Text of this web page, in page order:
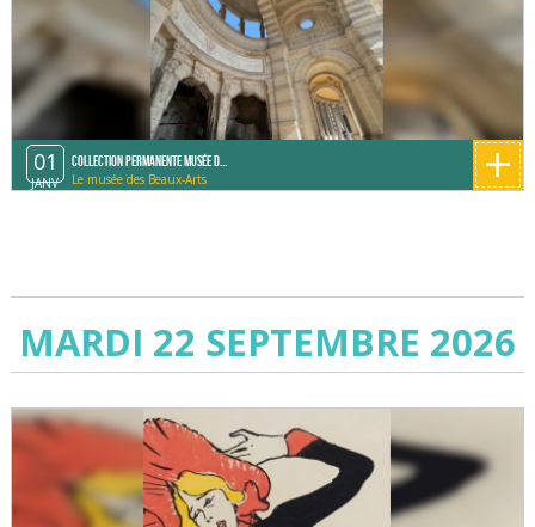
01
JANV
Collection permanente Musée d...
Le musée des Beaux-Arts +
MARDI 22 SEPTEMBRE 2026